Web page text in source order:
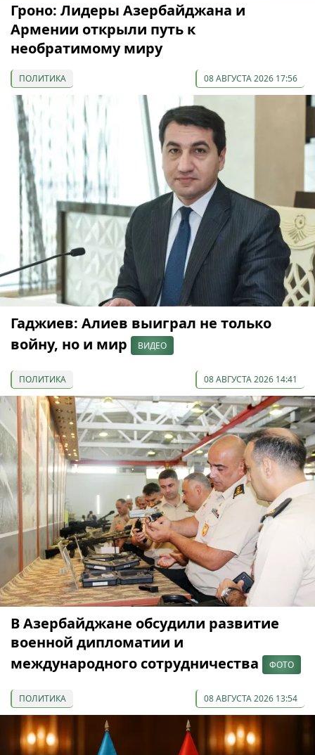
Гроно: Лидеры Азербайджана и
Армении открыли путь к
необратимому миру
ПОЛИТИКА 08 АВГУСТА 2026 17:56
Гаджиев: Алиев выиграл не только
войну, но и мир
ВИДЕО
ПОЛИТИКА 08 АВГУСТА 2026 14:41
В Азербайджане обсудили развитие
военной дипломатии и
международного сотрудничества
ФОТО
ПОЛИТИКА 08 АВГУСТА 2026 13:54